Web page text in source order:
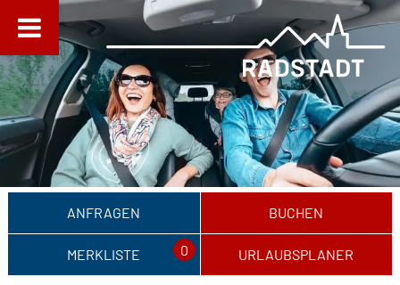
ANFRAGEN BUCHEN
MERKLISTE 0 URLAUBSPLANER